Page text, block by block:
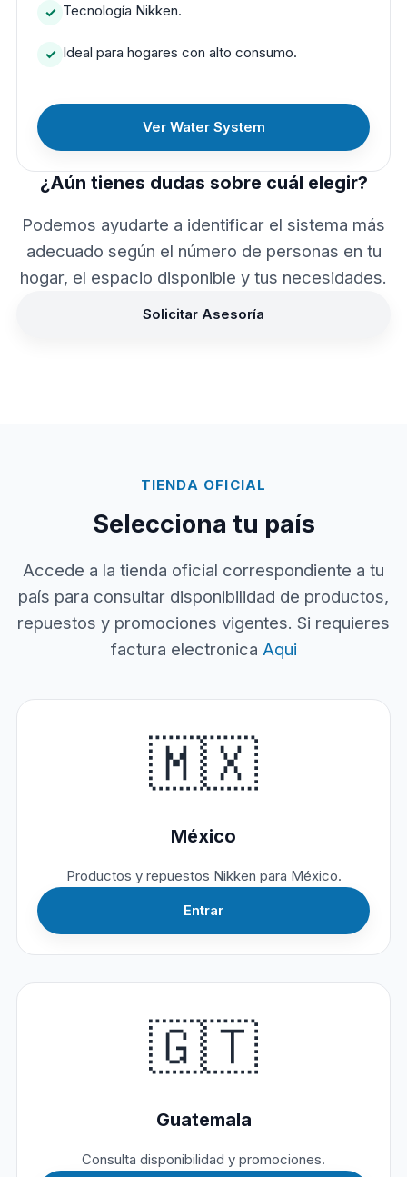
Tecnología Nikken.
Ideal para hogares con alto consumo.
Ver Water System
¿Aún tienes dudas sobre cuál elegir?
Podemos ayudarte a identificar el sistema más
adecuado según el número de personas en tu
hogar, el espacio disponible y tus necesidades.
Solicitar Asesoría
TIENDA OFICIAL
Selecciona tu país
Accede a la tienda oficial correspondiente a tu
país para consultar disponibilidad de productos,
repuestos y promociones vigentes. Si requieres
factura electronica Aqui
🇲🇽
México
Productos y repuestos Nikken para México.
Entrar
🇬🇹
Guatemala
Consulta disponibilidad y promociones.